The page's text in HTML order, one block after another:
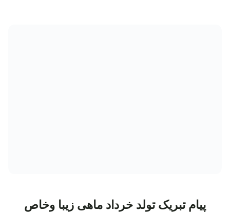
پیام تبریک تولد خرداد ماهی زیبا وخاص